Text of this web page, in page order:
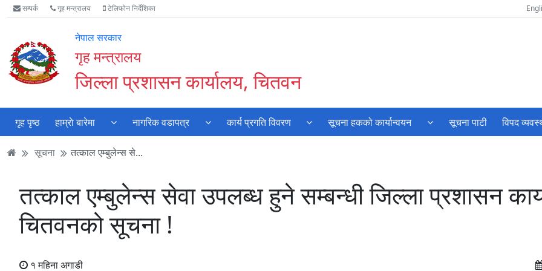
Accessibility
Mode
गर्नुहोस्
मुख्य
सामाग्री
मुख्य
नेभिगेसन
वेबसाइट
खोजमा
सम्पर्क गृह मन्त्रालय टेलिफोन निर्देशिका
नेपाल सरकार
गृह मन्त्रालय
जिल्ला प्रशासन कार्यालय, चितवन
गृह पृष्ठ हाम्राे बारेमा नागरिक वडापत्र कार्य प्रगति विवरण सूचना हकको कार्यान्वयन सूचना पाटी विपद
सूचना तत्काल एम्बुलेन्स से...
तत्काल एम्बुलेन्स सेवा उपलब्ध हुने सम्बन्धी जिल्ला प्रशासन
चितवनको सूचना !
१ महिना अगाडी